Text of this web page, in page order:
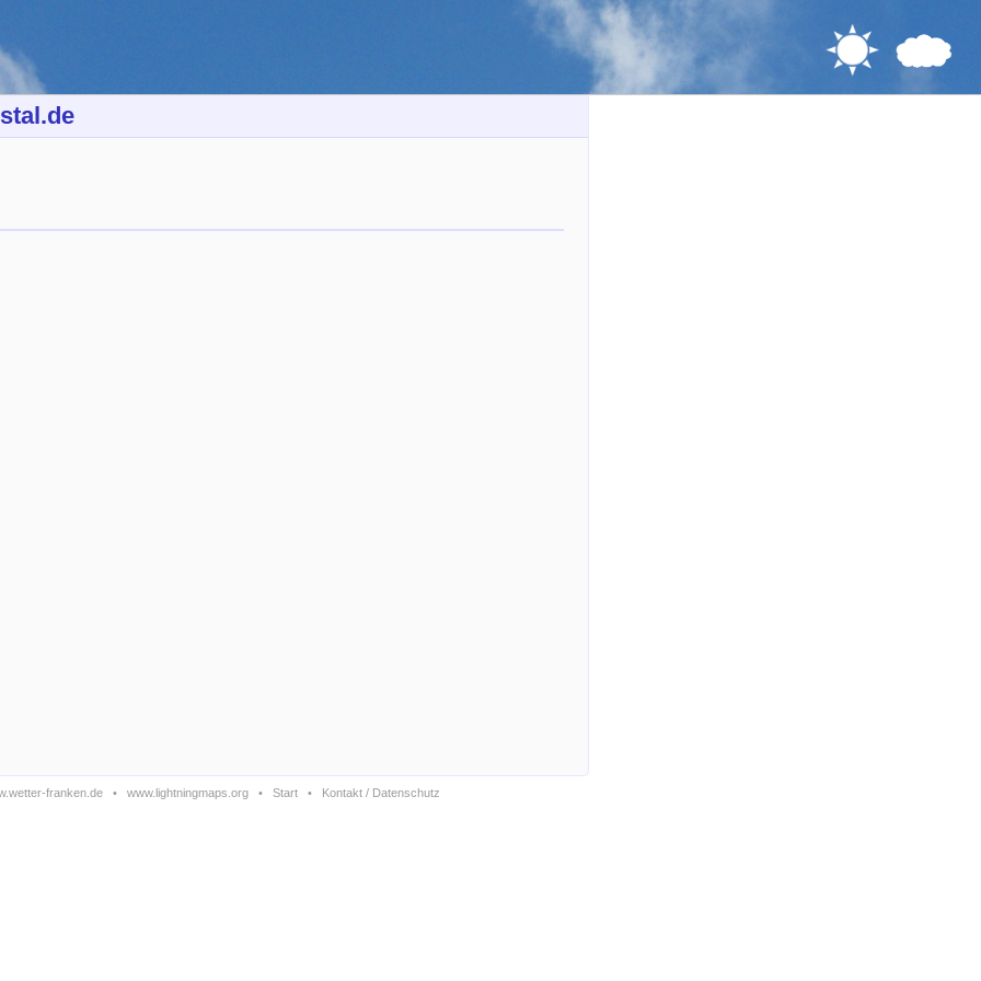
franken.de •www.lightningmaps.org •Start • Kontakt / Datenschutz